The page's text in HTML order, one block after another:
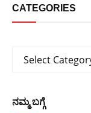
CATEGORIES
Categories
Select
ನಮ್ಮ ಬಗ್ಗೆ